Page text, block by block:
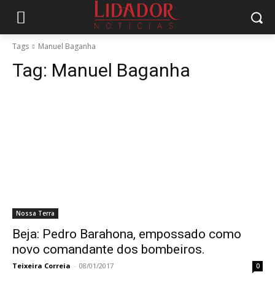
Tags Manuel Baganha
Tag: Manuel Baganha
Nossa Terra
Beja: Pedro Barahona, empossado como
novo comandante dos bombeiros.
Teixeira Correia - 08/01/2017 0